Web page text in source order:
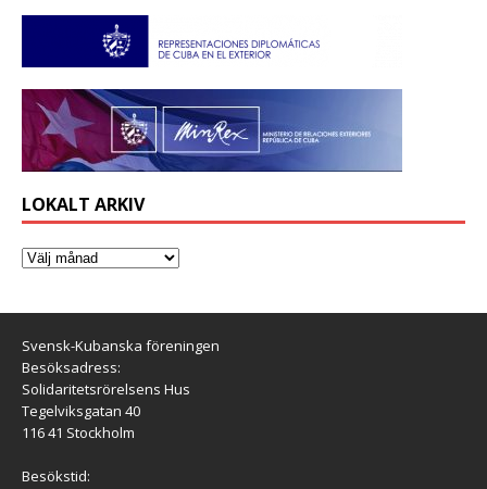
LOKALT ARKIV
Svensk-Kubanska föreningen
Besöksadress:
Solidaritetsrörelsens Hus
Tegelviksgatan 40
116 41 Stockholm
Besökstid: